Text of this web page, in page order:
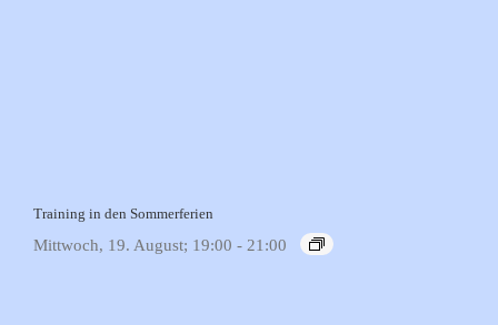
Training in den Sommerferien
Mittwoch, 19. August; 19:00 - 21:00